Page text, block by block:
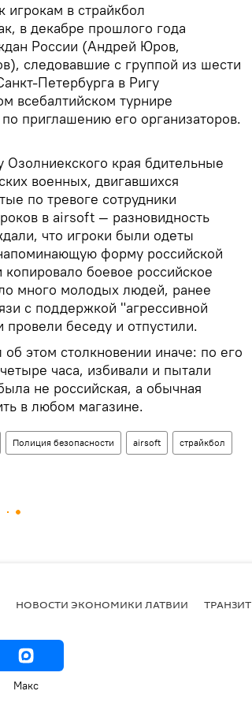
игрокам в страйкбол
в декабре прошлого года
России (Андрей Юров,
следовавшие с группой из шести
Петербурга в Ригу
всебалтийском турнире
приглашению его организаторов.
Озолниекского края бдительные
военных, двигавшихся
по тревоге сотрудники
в airsoft — разновидность
что игроки были одеты
форму российской
боевое российское
много молодых людей, ранее
с поддержкой "агрессивной
беседу и отпустили.
этом столкновении иначе: по его
часа, избивали и пытали
не российская, а обычная
в любом магазине.
Полиция безопасности airsoft страйкбол
НОВОСТИ ЭКОНОМИКИ ЛАТВИИ ТРАНЗИТ
Макс